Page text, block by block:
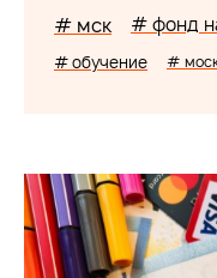
# мск # фонд
# обучение #